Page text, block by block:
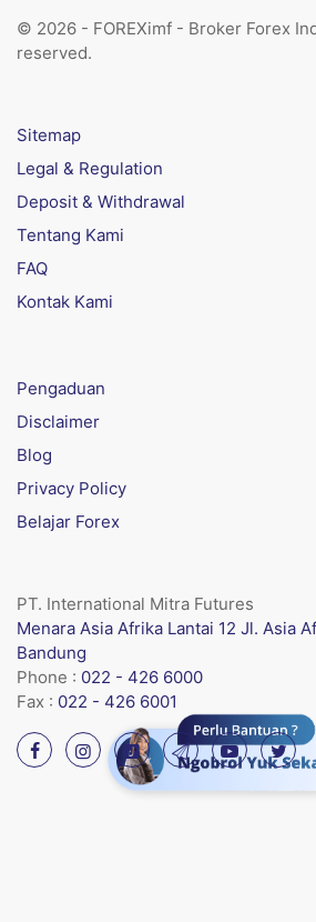
© 2026 - FOREXimf - Broker Forex
reserved.
Sitemap
Legal & Regulation
Deposit & Withdrawal
Tentang Kami
FAQ
Kontak Kami
Pengaduan
Disclaimer
Blog
Privacy Policy
Belajar Forex
PT. International Mitra Futures
Menara Asia Afrika Lantai 12 Jl. Asia
Bandung
Phone : 022 - 426 6000
Fax : 022 - 426 6001